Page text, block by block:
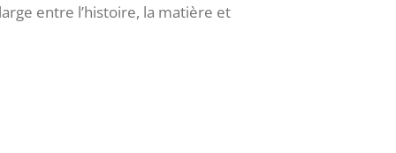
entre l’histoire, la matière et